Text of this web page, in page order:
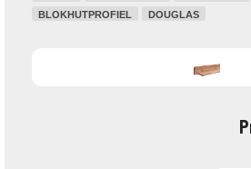
BLOKHUTPROFIEL
DOUGLAS